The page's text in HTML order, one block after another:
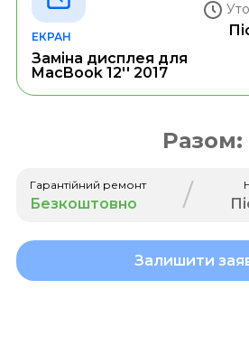
ЕКРАН
Заміна дисплея для
MacBook 12'' 2017
Разом:
Гарантійний ремонт
Безкоштовно /
Залишити